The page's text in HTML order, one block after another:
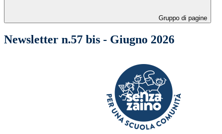
Gruppo di pagine
Newsletter n.57 bis - Giugno 2026